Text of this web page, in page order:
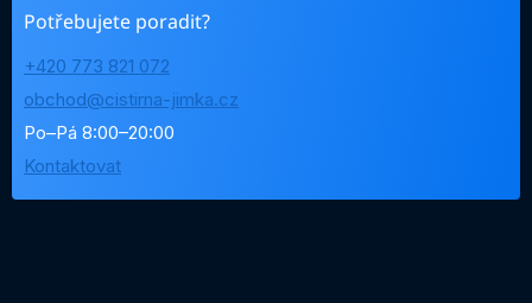
Potřebujete poradit?
+420 773 821 072
obchod@cistirna-jimka.cz
Po–Pá 8:00–20:00
Kontaktovat